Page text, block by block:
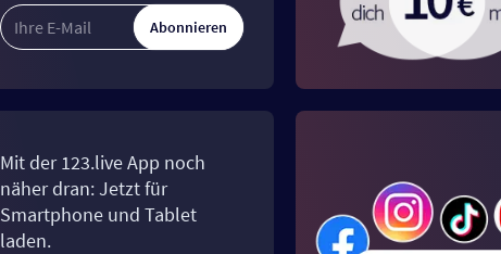
Abonnieren
Mit der 123.live App noch
näher dran: Jetzt für
Smartphone und Tablet
laden.